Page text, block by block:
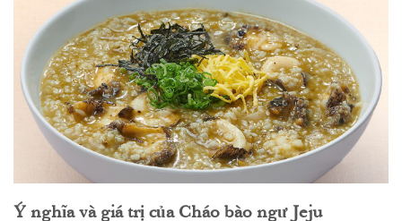
Ý nghĩa và giá trị của Cháo bào ngư Jeju